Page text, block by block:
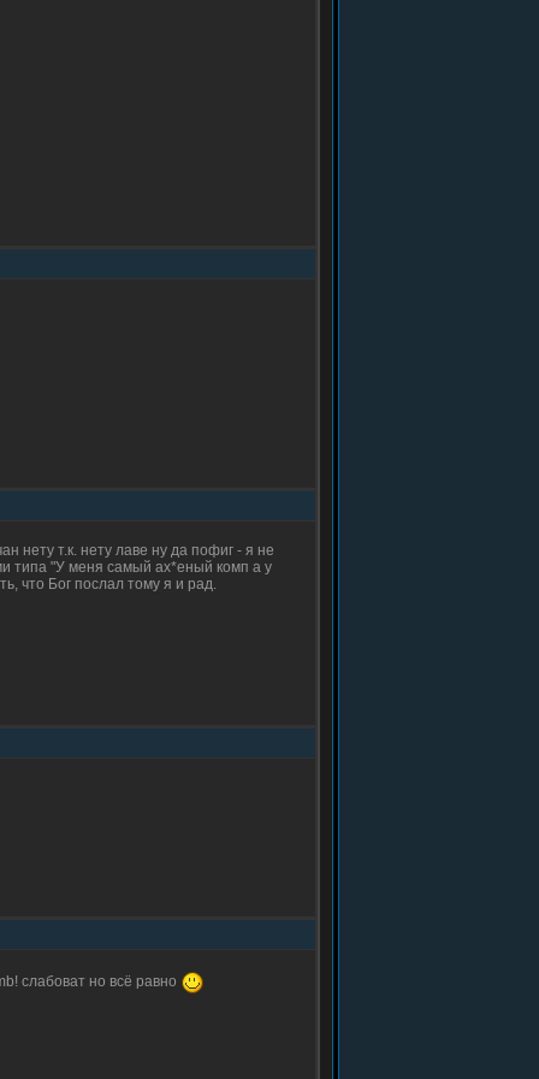
нету т.к. нету лаве ну да пофиг - я не
типа "У меня самый ах*еный комп а у
что Бог послал тому я и рад.
слабоват но всё равно